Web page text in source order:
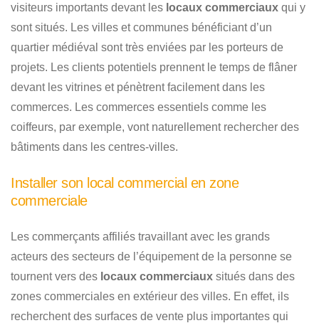
visiteurs importants devant les locaux commerciaux qui y
sont situés. Les villes et communes bénéficiant d’un
quartier médiéval sont très enviées par les porteurs de
projets. Les clients potentiels prennent le temps de flâner
devant les vitrines et pénètrent facilement dans les
commerces. Les commerces essentiels comme les
coiffeurs, par exemple, vont naturellement rechercher des
bâtiments dans les centres-villes.
Installer son local commercial en zone
commerciale
Les commerçants affiliés travaillant avec les grands
acteurs des secteurs de l’équipement de la personne se
tournent vers des locaux commerciaux situés dans des
zones commerciales en extérieur des villes. En effet, ils
recherchent des surfaces de vente plus importantes qui